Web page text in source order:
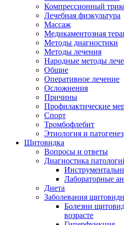
Компрессионный
Лечебная физкультура
Массаж
Медикаментозная
Методы диагностики
Методы лечения
Народные методы
Общие
Оперативное лечение
Осложнения
Причины
Профилактические
Спорт
Тромбофлебит
Этиология и патогенез
Щитовидка
Вопросы и ответы
Диагностика
Лабораторные
Диета
Заболевания
Болезни
возрасте